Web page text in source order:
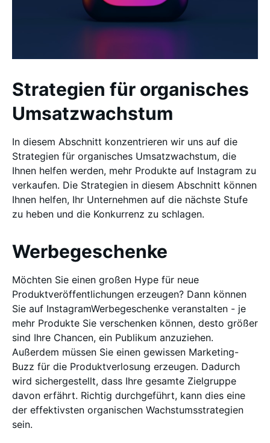
Strategien für organisches
Umsatzwachstum
In diesem Abschnitt konzentrieren wir uns auf die
Strategien für organisches Umsatzwachstum, die
Ihnen helfen werden, mehr Produkte auf Instagram zu
verkaufen. Die Strategien in diesem Abschnitt können
Ihnen helfen, Ihr Unternehmen auf die nächste Stufe
zu heben und die Konkurrenz zu schlagen.
Werbegeschenke
Möchten Sie einen großen Hype für neue
Produktveröffentlichungen erzeugen? Dann können
Sie auf InstagramWerbegeschenke veranstalten - je
mehr Produkte Sie verschenken können, desto größer
sind Ihre Chancen, ein Publikum anzuziehen.
Außerdem müssen Sie einen gewissen Marketing-
Buzz für die Produktverlosung erzeugen. Dadurch
wird sichergestellt, dass Ihre gesamte Zielgruppe
davon erfährt. Richtig durchgeführt, kann dies eine
der effektivsten organischen Wachstumsstrategien
sein.